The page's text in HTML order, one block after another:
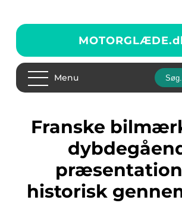
MOTORGLÆDE.
Menu
Franske bilmærker en
historisk